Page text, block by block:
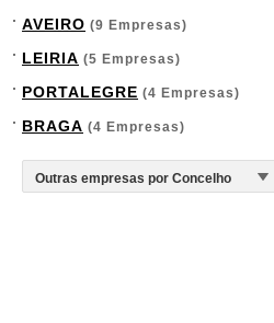
AVEIRO (9 Empresas)
LEIRIA (5 Empresas)
PORTALEGRE (4 Empresas)
BRAGA (4 Empresas)